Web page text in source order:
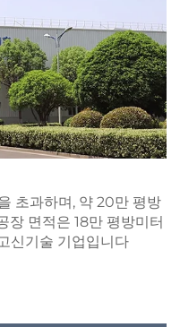
초과하며, 약 20만 평방
장 면적은 18만 평방미터
신기술 기업입니다